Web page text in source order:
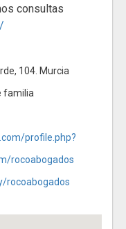
consultas
104. Murcia
familia
profile.php?
rocoabogados
rocoabogados